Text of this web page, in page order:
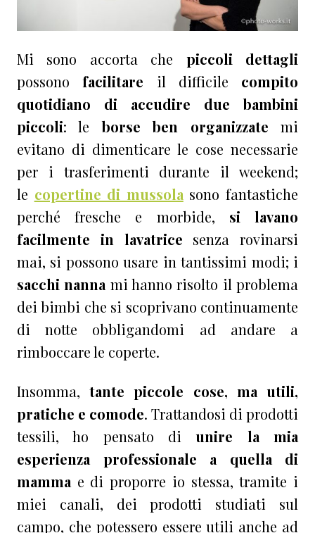
Mi sono accorta che piccoli dettagli
possonofacilitare il difficile compito
quotidiano di accudire due bambini
piccoli: leborse ben organizzate mi
evitano di dimenticare le cose necessarie
per i trasferimenti durante il weekend;
le copertine di mussola sono fantastiche
perché fresche e morbide, si lavano
facilmente in lavatrice senza rovinarsi
mai, si possono usare in tantissimi modi; i
sacchi nanna mi hanno risolto il problema
dei bimbi che si scoprivano continuamente
di notte obbligandomi ad andare a
rimboccare le coperte.
Insomma,tante piccole cose, ma utili,
pratiche e comode. Trattandosi di prodotti
tessili, ho pensato di unire la mia
esperienza professionale a quella di
mamma e di proporre io stessa, tramite i
miei canali, dei prodotti studiati sul
campo, che potessero essere utili anche ad